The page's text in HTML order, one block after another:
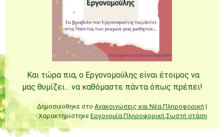
Και τώρα πια, ο Εργονομούλης είναι έτοιμος να
μας θυμίζει… να καθόμαστε πάντα όπως πρέπει!
Δημοσιεύθηκε στο Ανακοινώσεις και Νέα, Πληροφορική |
Χαρακτηρίστηκε Εργονομία, Πληροφορική Σωστή στάση